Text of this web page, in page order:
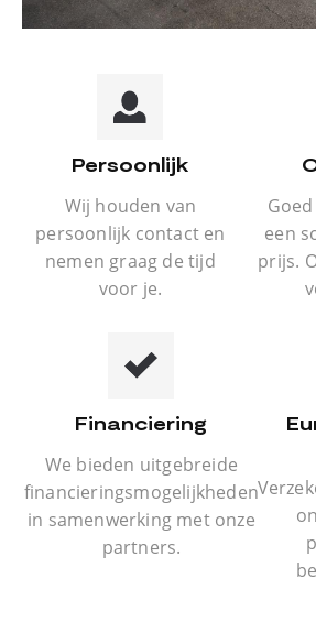
Persoonlijk
Wij houden van
persoonlijk contact en
nemen graag de tijd
voor je.
een
prijs.
Financiering
We bieden uitgebreide
financieringsmogelijkheden
in samenwerking met onze
partners.